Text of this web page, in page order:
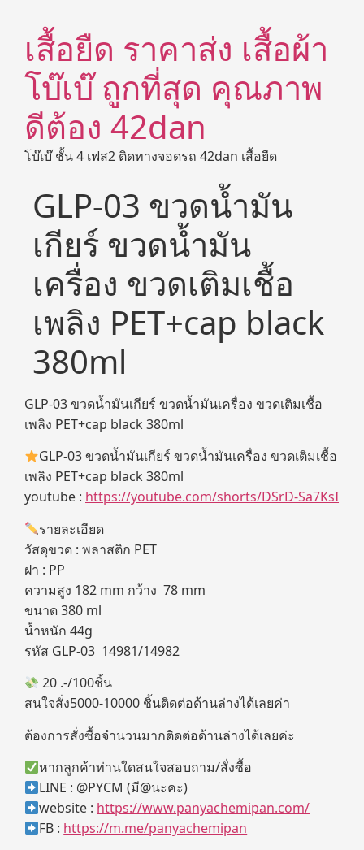
เสื้อยืด ราคาส่ง เสื้อผ้า
โบ๊เบ๊ ถูกที่สุด คุณภาพ
ดีต้อง 42dan
โบ๊เบ๊ ชั้น 4 เฟส2 ติดทางจอดรถ 42dan เสื้อยืด
GLP-03 ขวดน้ำมัน
เกียร์ ขวดน้ำมัน
เครื่อง ขวดเติมเชื้อ
เพลิง PET+cap black
380ml
GLP-03 ขวดน้ำมันเกียร์ ขวดน้ำมันเครื่อง ขวดเติมเชื้อ
เพลิง PET+cap black 380ml
GLP-03 ขวดน้ำมันเกียร์ ขวดน้ำมันเครื่อง ขวดเติมเชื้อ
เพลิง PET+cap black 380ml
youtube : https://youtube.com/shorts/DSrD-Sa7KsI
รายละเอียด
วัสดุขวด : พลาสติก PET
ฝา : PP
ความสูง 182 mm กว้าง 78 mm
ขนาด 380 ml
น้ำหนัก 44g
รหัส GLP-03 14981/14982
20 .-/100ชิ้น
สนใจสั่ง5000-10000 ชิ้นติดต่อด้านล่างได้เลยค่า
ต้องการสั่งซื้อจำนวนมากติดต่อด้านล่างได้เลยค่ะ
หากลูกค้าท่านใดสนใจสอบถาม/สั่งซื้อ
LINE : @PYCM (มี@นะคะ)
website : https://www.panyachemipan.com/
FB : https://m.me/panyachemipan